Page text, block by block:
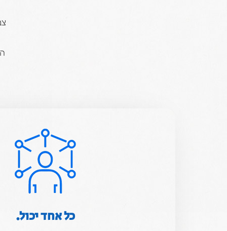
כל אחד יכול.